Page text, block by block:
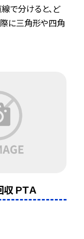
で分けると、ど
に三角形や四角
ＰＴＡ